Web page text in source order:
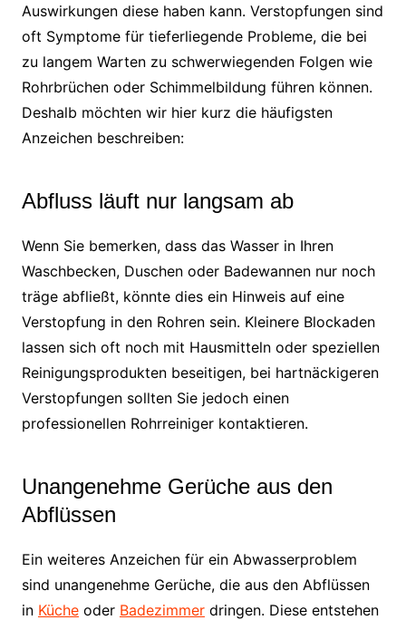
Auswirkungen diese haben kann. Verstopfungen sind
oft Symptome für tieferliegende Probleme, die bei
zu langem Warten zu schwerwiegenden Folgen wie
Rohrbrüchen oder Schimmelbildung führen können.
Deshalb möchten wir hier kurz die häufigsten
Anzeichen beschreiben:
Abfluss läuft nur langsam ab
Wenn Sie bemerken, dass das Wasser in Ihren
Waschbecken, Duschen oder Badewannen nur noch
träge abfließt, könnte dies ein Hinweis auf eine
Verstopfung in den Rohren sein. Kleinere Blockaden
lassen sich oft noch mit Hausmitteln oder speziellen
Reinigungsprodukten beseitigen, bei hartnäckigeren
Verstopfungen sollten Sie jedoch einen
professionellen Rohrreiniger kontaktieren.
Unangenehme Gerüche aus den
Abflüssen
Ein weiteres Anzeichen für ein Abwasserproblem
sind unangenehme Gerüche, die aus den Abflüssen
in Kücheoder Badezimmerdringen. Diese entstehen